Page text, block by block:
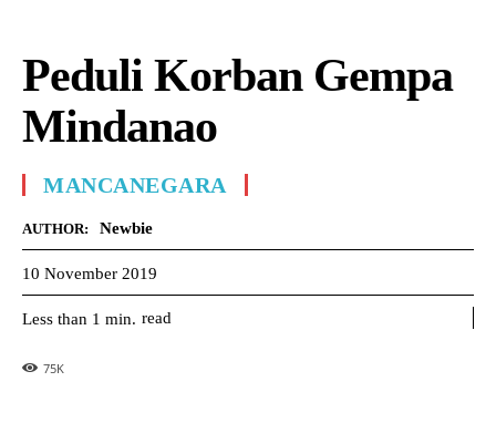
Peduli Korban Gempa
Mindanao
MANCANEGARA
AUTHOR: Newbie
10 November 2019
Less than 1 min. read
75K